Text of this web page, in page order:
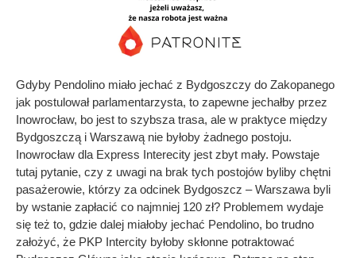
Gdyby Pendolino miało jechać z Bydgoszczy do Zakopanego
jak postulował parlamentarzysta, to zapewne jechałby przez
Inowrocław, bo jest to szybsza trasa, ale w praktyce między
Bydgoszczą i Warszawą nie byłoby żadnego postoju.
Inowrocław dla Express Interecity jest zbyt mały. Powstaje
tutaj pytanie, czy z uwagi na brak tych postojów byliby chętni
pasażerowie, którzy za odcinek Bydgoszcz – Warszawa byli
by wstanie zapłacić co najmniej 120 zł? Problemem wydaje
się też to, gdzie dalej miałoby jechać Pendolino, bo trudno
założyć, że PKP Intercity byłoby skłonne potraktować